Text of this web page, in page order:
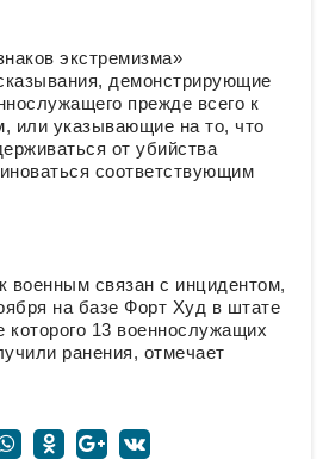
экстремизма»
демонстрирующие
прежде всего к
или указывающие на то, что
от убийства
соответствующим
военным связан с инцидентом,
на базе Форт Худ в штате
которого 13 военнослужащих
ранения, отмечает